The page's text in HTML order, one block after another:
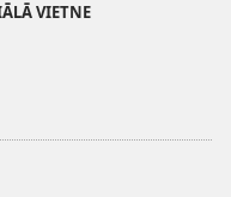
VIETNE